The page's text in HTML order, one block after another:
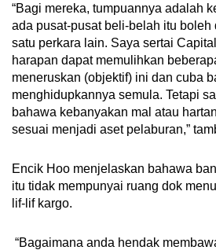
“Bagi mereka, tumpuannya adalah
ada pusat-pusat beli-belah itu boleh
satu perkara lain. Saya sertai
harapan dapat memulihkan
meneruskan (objektif) ini dan cuba
menghidupkannya semula. Tetapi
bahawa kebanyakan mal atau
sesuai menjadi aset pelaburan,”
Encik Hoo menjelaskan bahawa
itu tidak mempunyai ruang dok
lif-lif kargo.
“Bagaimana anda hendak